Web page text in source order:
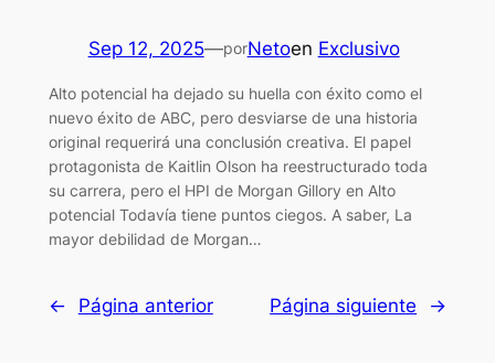
Sep 12, 2025—porNetoen Exclusivo
Alto potencial ha dejado su huella con éxito como el
nuevo éxito de ABC, pero desviarse de una historia
original requerirá una conclusión creativa. El papel
protagonista de Kaitlin Olson ha reestructurado toda
su carrera, pero el HPI de Morgan Gillory en Alto
potencial Todavía tiene puntos ciegos. A saber, La
mayor debilidad de Morgan…
← Página anterior Página siguiente →